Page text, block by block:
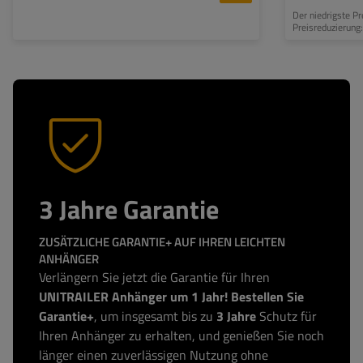
Der niedrigste
3 Jahre Garantie
ZUSÄTZLICHE GARANTIE+ AUF IHREN LEICHTEN
ANHÄNGER
Verlängern Sie jetzt die Garantie für Ihren
UNITRAILER Anhänger um 1 Jahr! Bestellen Sie
Garantie+, um insgesamt bis zu 3 Jahre Schutz für
Ihren Anhänger zu erhalten, und genießen Sie noch
länger einen zuverlässigen Nutzung ohne